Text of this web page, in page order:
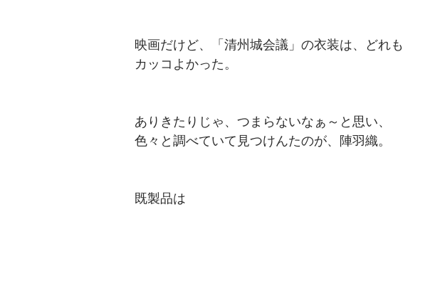
映画だけど、「清州城会議」の衣装は、どれも
カッコよかった。
ありきたりじゃ、つまらないなぁ～と思い、
色々と調べていて見つけんたのが、陣羽織。
既製品は